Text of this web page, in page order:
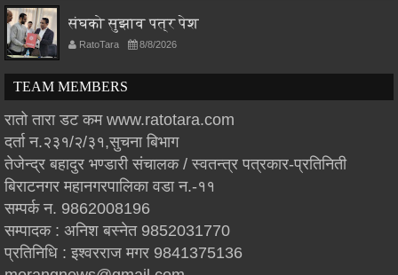
संघको सुझाव पत्र पेश
RatoTara 8/8/2026
TEAM MEMBERS
रातो तारा डट कम www.ratotara.com
दर्ता न.२३१/२/३१,सुचना बिभाग
तेजेन्द्र बहादुर भण्डारी संचालक / स्वतन्त्र पत्रकार-प्रतिनिती
बिराटनगर महानगरपालिका वडा न.-११
सम्पर्क न. 9862008196
सम्पादक : अनिश बस्नेत 9852031770
प्रतिनिधि : इश्वरराज मगर 9841375136